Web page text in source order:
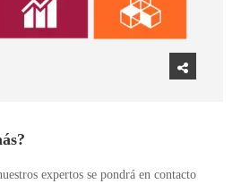
expertos se pondrá en contacto